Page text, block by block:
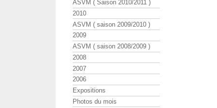
ASVM ( Saison 2010/2011 )
2010
ASVM ( saison 2009/2010 )
2009
ASVM ( saison 2008/2009 )
2008
2007
2006
Expositions
Photos du mois